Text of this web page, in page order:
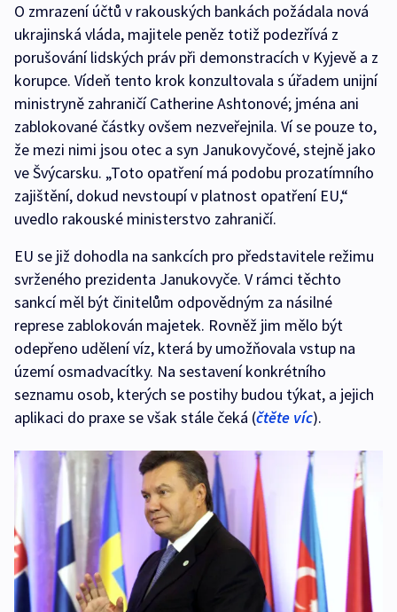
O zmrazení účtů v rakouských bankách požádala nová
ukrajinská vláda, majitele peněz totiž podezřívá z
porušování lidských práv při demonstracích v Kyjevě a z
korupce. Vídeň tento krok konzultovala s úřadem unijní
ministryně zahraničí Catherine Ashtonové; jména ani
zablokované částky ovšem nezveřejnila. Ví se pouze to,
že mezi nimi jsou otec a syn Janukovyčové, stejně jako
ve Švýcarsku. „Toto opatření má podobu prozatímního
zajištění, dokud nevstoupí v platnost opatření EU,“
uvedlo rakouské ministerstvo zahraničí.
EU se již dohodla na sankcích pro představitele režimu
svrženého prezidenta Janukovyče. V rámci těchto
sankcí měl být činitelům odpovědným za násilné
represe zablokován majetek. Rovněž jim mělo být
odepřeno udělení víz, která by umožňovala vstup na
území osmadvacítky. Na sestavení konkrétního
seznamu osob, kterých se postihy budou týkat, a jejich
aplikaci do praxe se však stále čeká (čtěte víc).